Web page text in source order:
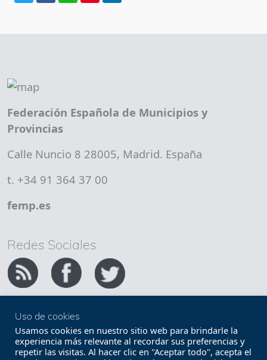
Federación Española de Municipios y
Provincias
Calle Nuncio 8 28005, Madrid. España
t. +34 91 364 37 00
femp.es
Redes Sociales
Copyright FEMP
Accesibilidad
Términos legales
Política de privacidad
Uso de cookies
Usamos cookies en nuestro sitio web para brindarle la
experiencia más relevante al recordar sus preferencias y
repetir las visitas. Al hacer clic en "Aceptar todo", acepta el